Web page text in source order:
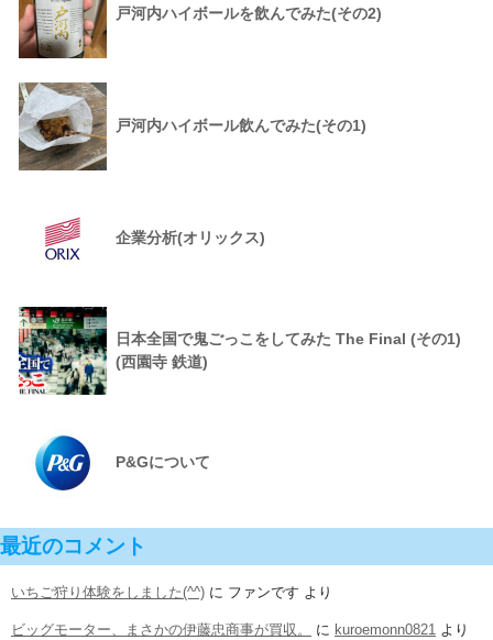
戸河内ハイボールを飲んでみた(その2)
戸河内ハイボール飲んでみた(その1)
企業分析(オリックス)
日本全国で鬼ごっこをしてみた The Final (その1)
(西園寺 鉄道)
P&Gについて
最近のコメント
いちご狩り体験をしました(^^) に ファンです より
ビッグモーター、まさかの伊藤忠商事が買収。 に kuroemonn0821 より